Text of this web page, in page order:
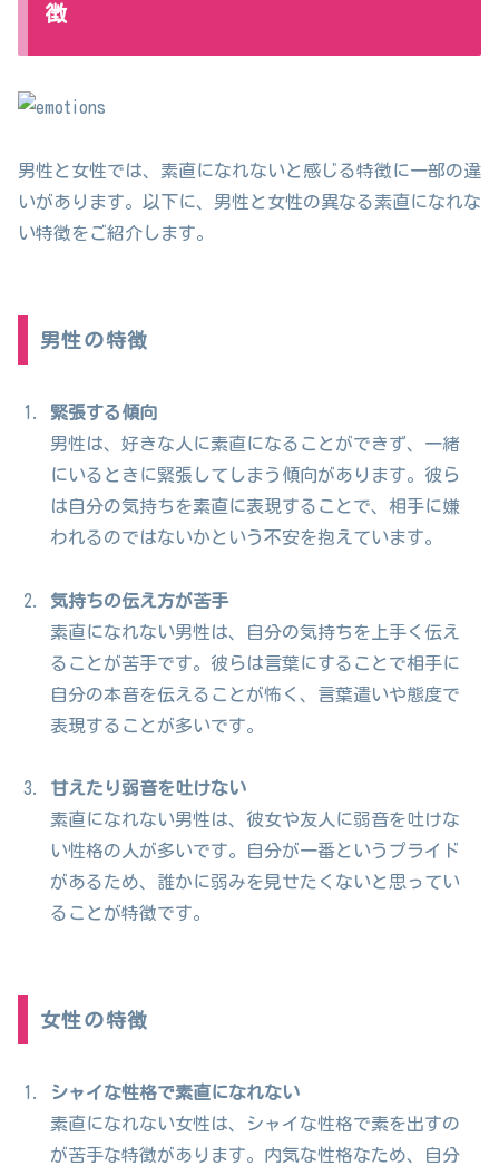
徴
男性と女性では、素直になれないと感じる特徴に一部の違
いがあります。以下に、男性と女性の異なる素直になれな
い特徴をご紹介します。
男性の特徴
緊張する傾向
男性は、好きな人に素直になることができず、一緒
にいるときに緊張してしまう傾向があります。彼ら
は自分の気持ちを素直に表現することで、相手に嫌
われるのではないかという不安を抱えています。
気持ちの伝え方が苦手
素直になれない男性は、自分の気持ちを上手く伝え
ることが苦手です。彼らは言葉にすることで相手に
自分の本音を伝えることが怖く、言葉遣いや態度で
表現することが多いです。
甘えたり弱音を吐けない
素直になれない男性は、彼女や友人に弱音を吐けな
い性格の人が多いです。自分が一番というプライド
があるため、誰かに弱みを見せたくないと思ってい
ることが特徴です。
女性の特徴
シャイな性格で素直になれない
素直になれない女性は、シャイな性格で素を出すの
が苦手な特徴があります。内気な性格なため、自分